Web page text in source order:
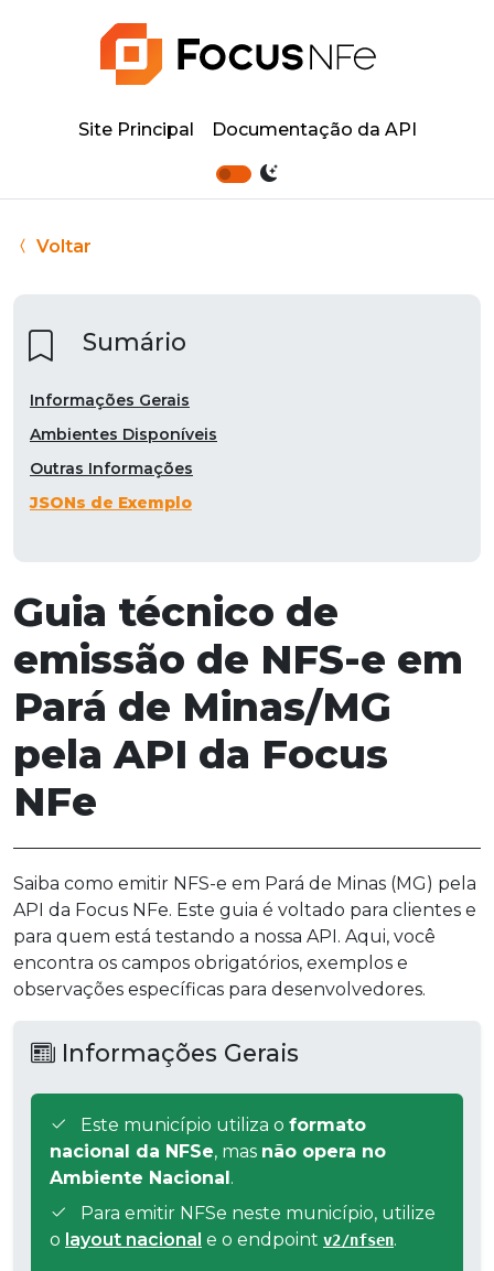
Site Principal Documentação da API
Voltar
Guia técnico de
emissão de NFS-e em
Pará de Minas/MG
pela API da Focus
NFe
Saiba como emitir NFS-e em Pará de Minas (MG) pela
API da Focus NFe. Este guia é voltado para clientes e
para quem está testando a nossa API. Aqui, você
encontra os campos obrigatórios, exemplos e
observações específicas para desenvolvedores.
Informações Gerais
Este município utiliza o formato
nacional da NFSe, mas não opera no
Ambiente Nacional .
Para emitir NFSe neste município, utilize
o layout nacional e o endpoint v2/nfsen.
Sumário
Informações Gerais
Ambientes Disponíveis
Outras Informações
JSONs de Exemplo